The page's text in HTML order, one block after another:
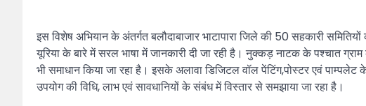
इस विशेष अभियान के अंतर्गत बलौदाबाजार भाटापारा जिले की 50 सहकारी
यूरिया के बारे में सरल भाषा में जानकारी दी जा रही है। नुक्कड़ नाटक के पश्चात ग्राम
भी समाधान किया जा रहा है। इसके अलावा डिजिटल वॉल पेंटिंग,पोस्टर एवं
उपयोग की विधि, लाभ एवं सावधानियों के संबंध में विस्तार से समझाया जा रहा है।